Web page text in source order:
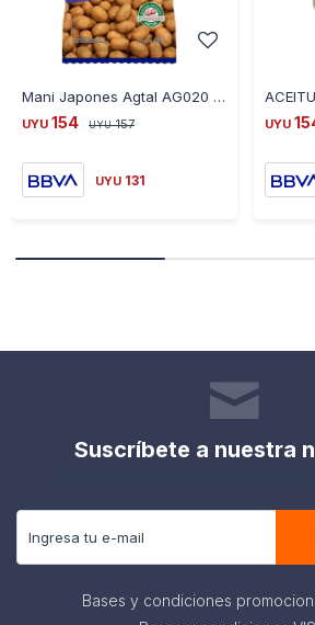
Mani Japones Agtal AG020 400G con Soja
UYU 154 UYU 157
UYU 131
UYU
Suscríbete a nuestra
Bases y condiciones